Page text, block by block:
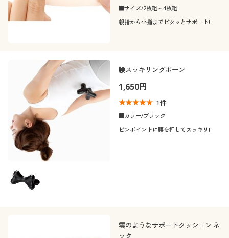
■サイズ/2枚組～4枚組
親指から小指までピタッとサポート!
腰スッキリングボーン
1,650円
1件
■カラー/ブラック
ピンポイントに腰を押してスッキリ!
雲のようなサポートクッション ネ
ック